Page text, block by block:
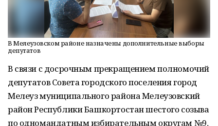
В Мелеузовском районе назначены дополнительные выборы
депутатов
В связи с досрочным прекращением полномочий
депутатов Совета городского поселения город
Мелеуз муниципального района Мелеузовский
район Республики Башкортостан шестого созыва
по одномандатным избирательным округам №9,